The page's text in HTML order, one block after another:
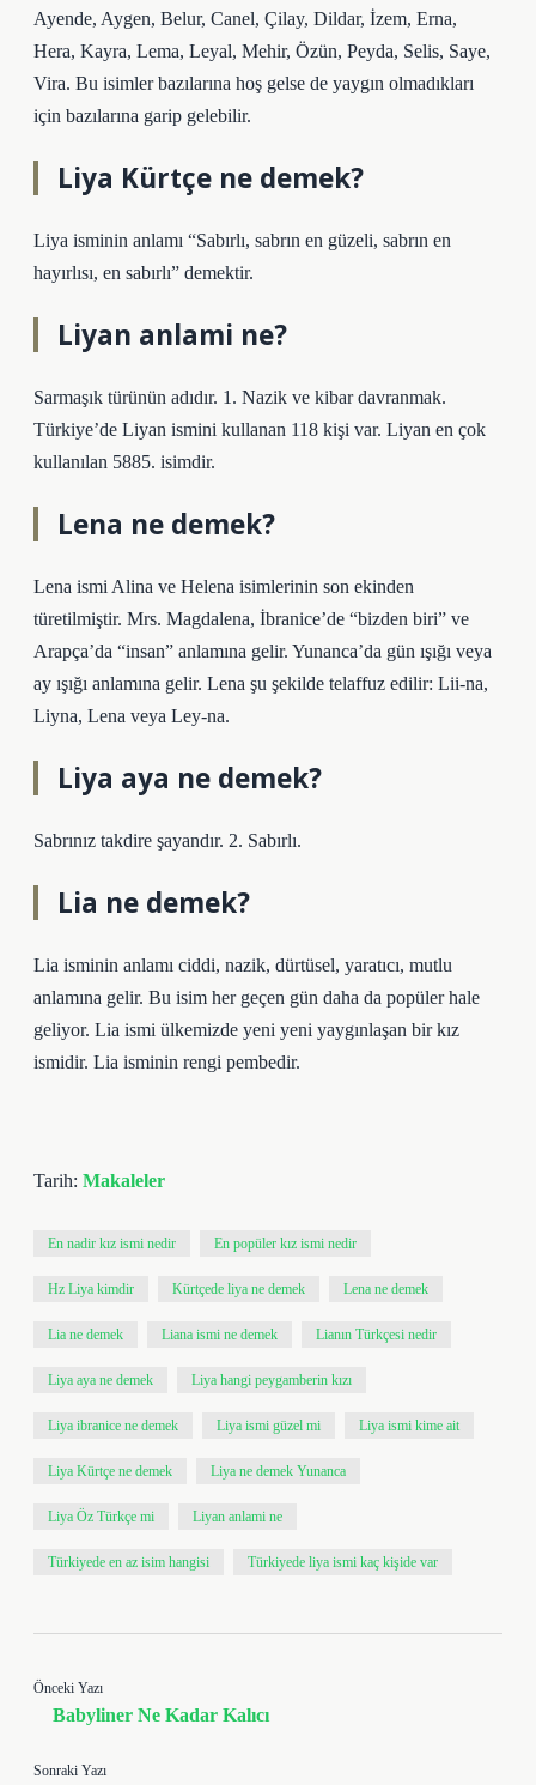
Ayende, Aygen, Belur, Canel, Çilay, Dildar, İzem, Erna,
Hera, Kayra, Lema, Leyal, Mehir, Özün, Peyda, Selis, Saye,
Vira. Bu isimler bazılarına hoş gelse de yaygın olmadıkları
için bazılarına garip gelebilir.
Liya Kürtçe ne demek?
Liya isminin anlamı “Sabırlı, sabrın en güzeli, sabrın en
hayırlısı, en sabırlı” demektir.
Liyan anlami ne?
Sarmaşık türünün adıdır. 1. Nazik ve kibar davranmak.
Türkiye’de Liyan ismini kullanan 118 kişi var. Liyan en çok
kullanılan 5885. isimdir.
Lena ne demek?
Lena ismi Alina ve Helena isimlerinin son ekinden
türetilmiştir. Mrs. Magdalena, İbranice’de “bizden biri” ve
Arapça’da “insan” anlamına gelir. Yunanca’da gün ışığı veya
ay ışığı anlamına gelir. Lena şu şekilde telaffuz edilir: Lii-na,
Liyna, Lena veya Ley-na.
Liya aya ne demek?
Sabrınız takdire şayandır. 2. Sabırlı.
Lia ne demek?
Lia isminin anlamı ciddi, nazik, dürtüsel, yaratıcı, mutlu
anlamına gelir. Bu isim her geçen gün daha da popüler hale
geliyor. Lia ismi ülkemizde yeni yeni yaygınlaşan bir kız
ismidir. Lia isminin rengi pembedir.
Tarih: Makaleler
En nadir kız ismi nedir En popüler kız ismi nedir
Hz Liya kimdir Kürtçede liya ne demek Lena ne demek
Lia ne demek Liana ismi ne demek Lianın Türkçesi nedir
Liya aya ne demek Liya hangi peygamberin kızı
Liya ibranice ne demek Liya ismi güzel mi Liya ismi kime ait
Liya Kürtçe ne demek Liya ne demek Yunanca
Liya Öz Türkçe mi Liyan anlami ne
Türkiyede en az isim hangisi Türkiyede liya ismi kaç kişide var
Önceki Yazı
Babyliner Ne Kadar Kalıcı
Sonraki Yazı